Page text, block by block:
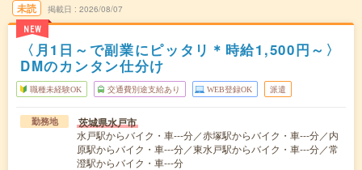
未読
NEW
掲載日 2026/08/07
〈月1日～で副業にピッタリ＊時給1,500円～〉
DMのカンタン仕分け
職種未経験OK 交通費別途支給あり WEB登録OK 派遣
勤務地 茨城県水戸市
水戸駅からバイク・車---分／赤塚駅からバイク・車---分／内
原駅からバイク・車---分／東水戸駅からバイク・車---分／常
澄駅からバイク・車---分